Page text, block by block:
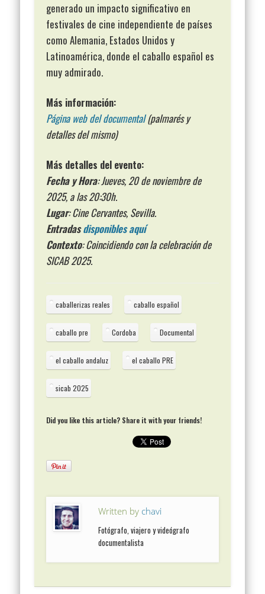
generado un impacto significativo en
festivales de cine independiente de países
como Alemania, Estados Unidos y
Latinoamérica, donde el caballo español es
muy admirado.
Más información:
Página web del documental(palmarés y
detalles del mismo)
Más detalles del evento:
Fecha y Hora: Jueves, 20 de noviembre de
2025, a las 20:30h.
Lugar: Cine Cervantes, Sevilla.
Entradasdisponibles aquí
Contexto: Coincidiendo con la celebración de
SICAB 2025.
caballerizas reales caballo español
caballo pre Cordoba Documental
el caballo andaluz el caballo PRE
sicab 2025
Did you like this article? Share it with your friends!
Written by chavi
Fotógrafo, viajero y videógrafo
documentalista